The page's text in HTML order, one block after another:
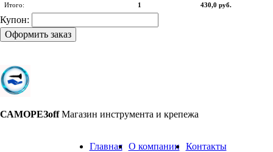
Итого: 1 430,0 руб.
Купон:
Оформить заказ
САМОРЕЗoff Магазин инструмента и крепежа
Главная О компании Контакты